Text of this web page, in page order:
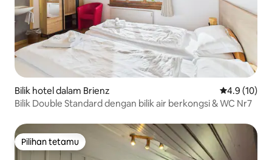
Bilik hotel dalam Brienz Penarafan
4.9 (10)
Bilik Double Standard dengan bilik air berkongsi & WC Nr7
Pilihan tetamu
Pilihan tetamu